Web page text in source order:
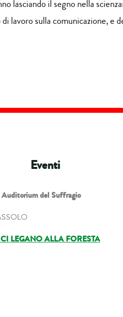
lasciando il segno nella
lavoro sulla comunicazione, e
Eventi
del Suffragio
LEGANO ALLA FORESTA